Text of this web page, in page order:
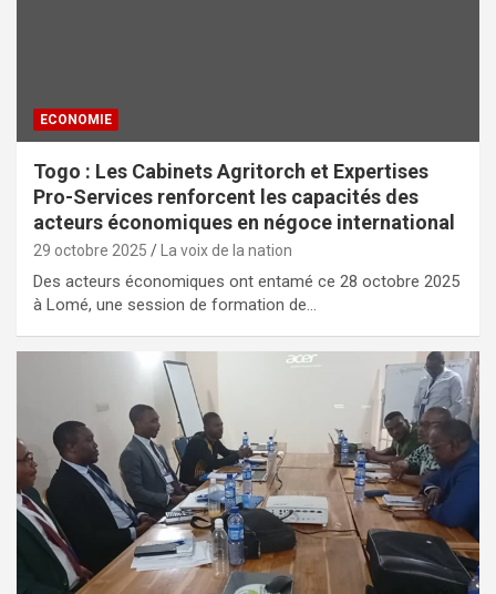
ECONOMIE
Togo : Les Cabinets Agritorch et Expertises
Pro-Services renforcent les capacités des
acteurs économiques en négoce international
29 octobre 2025 La voix de la nation
Des acteurs économiques ont entamé ce 28 octobre 2025
à Lomé, une session de formation de…